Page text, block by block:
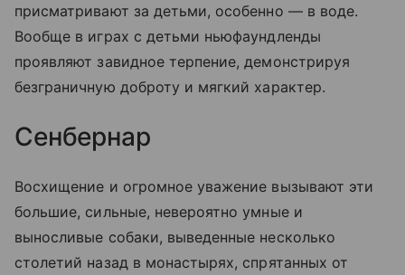
присматривают за детьми, особенно — в воде.
Вообще в играх с детьми ньюфаундленды
проявляют завидное терпение, демонстрируя
безграничную доброту и мягкий характер.
Сенбернар
Восхищение и огромное уважение вызывают эти
большие, сильные, невероятно умные и
выносливые собаки, выведенные несколько
столетий назад в монастырях, спрятанных от